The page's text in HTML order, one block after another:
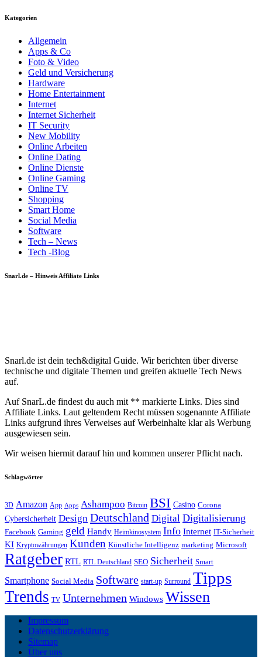
Kategorien
Allgemein
Apps & Co
Foto & Video
Geld und Versicherung
Hardware
Home Entertainment
Internet
Internet Sicherheit
IT Security
New Mobility
Online Arbeiten
Online Dating
Online Dienste
Online Gaming
Online TV
Shopping
Smart Home
Social Media
Software
Tech – News
Tech -Blog
Snarl.de – Hinweis Affiliate Links
Snarl.de ist dein tech&digital Guide. Wir berichten über diverse
technische und digitale Themen und greifen aktuelle Tech News
auf.
Auf SnarL.de findest du auch mit ** markierte Links. Dies sind
Affiliate Links. Laut geltendem Recht müssen sogenannte Affiliate
Links aufgrund ihres Verweises auf Werbeinhalte klar als Werbung
ausgewiesen sein.
Wir weisen hiermit darauf hin und kommen unserer Pflicht nach.
Schlagwörter
3D Amazon App Apps Ashampoo Bitcoin BSI Casino Corona
Cybersicherheit Design Deutschland Digital Digitalisierung
Facebook Gaming geld Handy Heimkinosystem Info Internet IT-Sicherheit
KI Kryptowährungen Kunden Künstliche Intelligenz marketing Microsoft
Ratgeber RTL RTL Deutschland SEO Sicherheit Smart
Smartphone Social Media Software start-up Surround Tipps
Trends TV Unternehmen Windows Wissen
Impressum
Datenschutzerklärung
Sitemap
Über uns